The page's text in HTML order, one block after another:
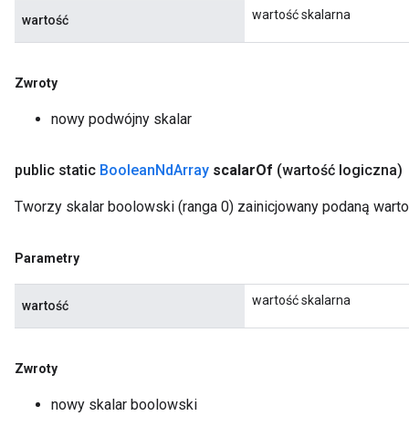
wartość wartość skalarna
Zwroty
nowy podwójny skalar
public static BooleanNdArray scalarOf (wartość logiczna)
Tworzy skalar boolowski (ranga 0) zainicjowany podaną
Parametry
wartość wartość skalarna
Zwroty
nowy skalar boolowski